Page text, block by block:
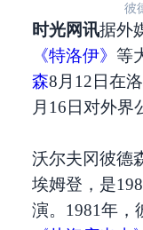
彼
时光网讯据外
《特洛伊》 等
森8月12日在
月16日对外界
沃尔夫冈彼德
埃姆登，是
演。1981年，